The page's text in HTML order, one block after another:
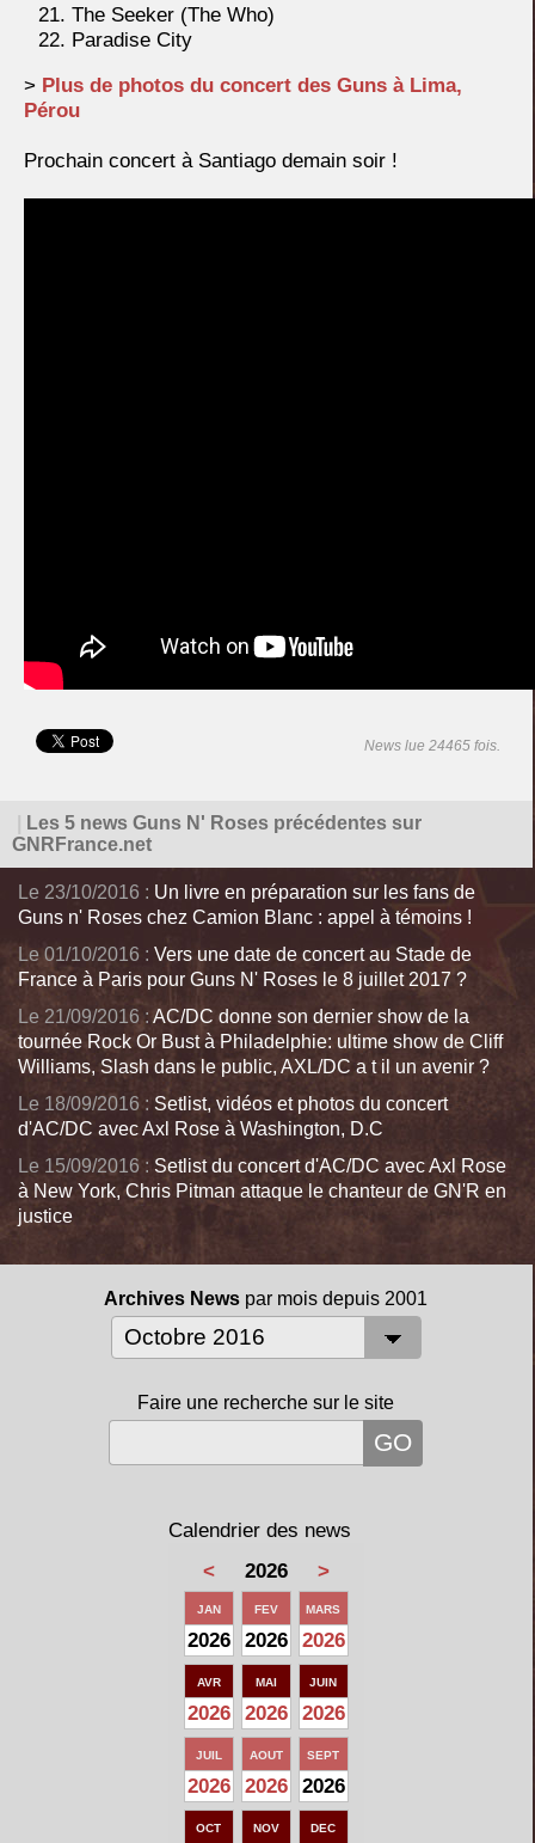
The Seeker (The Who)
Paradise City
> Plus de photos du concert des Guns à Lima,
Pérou
Prochain concert à Santiago demain soir !
News lue 24465 fois.
Les 5 news Guns N' Roses précédentes sur
GNRFrance.net
Le 23/10/2016 : Un livre en préparation sur les fans de
Guns n' Roses chez Camion Blanc : appel à témoins !
Le 01/10/2016 : Vers une date de concert au Stade de
France à Paris pour Guns N' Roses le 8 juillet 2017 ?
Le 21/09/2016 : AC/DC donne son dernier show de la
tournée Rock Or Bust à Philadelphie: ultime show de Cliff
Williams, Slash dans le public, AXL/DC a t il un avenir ?
Le 18/09/2016 : Setlist, vidéos et photos du concert
d'AC/DC avec Axl Rose à Washington, D.C
Le 15/09/2016 : Setlist du concert d'AC/DC avec Axl Rose
à New York, Chris Pitman attaque le chanteur de GN'R en
justice
Archives News par mois depuis 2001
Faire une recherche sur le site
Calendrier des news
<
2026 >
JAN
2026
FEV
2026
MARS
2026
AVR
2026
MAI
2026
JUIN
2026
JUIL
2026
AOUT
2026
SEPT
2026
OCT NOV DEC